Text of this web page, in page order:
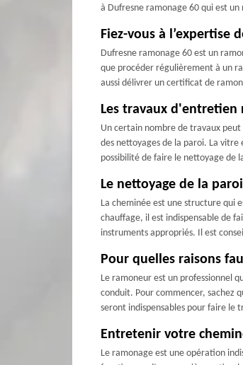
à Dufresne ramonage 60 qui est
Fiez-vous à l’expertise
Dufresne ramonage 60 est un
que procéder régulièrement à un
aussi délivrer un certificat de
Les travaux d'entretien
Un certain nombre de travaux
des nettoyages de la paroi. La
possibilité de faire le nettoyage de
Le nettoyage de la
La cheminée est une structure qui
chauffage, il est indispensable de
instruments appropriés. Il est
Pour quelles raisons
Le ramoneur est un professionnel
conduit. Pour commencer, sachez
seront indispensables pour faire le
Entretenir votre
Le ramonage est une opération